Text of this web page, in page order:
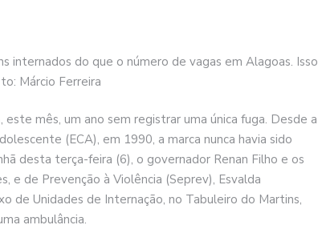
internados do que o número de vagas em Alagoas. Isso
Márcio Ferreira
mês, um ano sem registrar uma única fuga. Desde a
(ECA), em 1990, a marca nunca havia sido
desta terça-feira (6), o governador Renan Filho e os
e de Prevenção à Violência (Seprev), Esvalda
de Unidades de Internação, no Tabuleiro do Martins,
ambulância.